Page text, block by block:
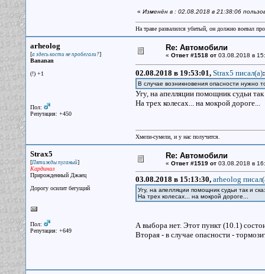
« Изменён в : 02.08.2018 в 21:38:06
На траве развалился убитый, он должно воевал
arheolog
[а здесь кости не пробегали?]
Bananan
(!) +1
Пол:
Репутация: +450
Re: Автомобили
« Ответ #1518 от03.08.2018 в
02.08.2018 в 19:53:01, Strax5 писал(a):
В случае возникновения опасности нужно
Угу, на апелляции помощник судьи
На трех колесах... на мокрой дороге...
Хмели-сумели, и у нас получится.
Strax5
[Пятижды пуганый]
Кардинал
Прирожденный Джаец
Дорогу осилит бегущий
Пол:
Репутация: +649
Re: Автомобили
« Ответ #1519 от03.08.2018 в
03.08.2018 в 15:13:30, arheolog
Угу, на апелляции помощник судьи так и
На трех колесах... на мокрой дороге...
А выбора нет. Этот пункт (10.1)
Вторая - в случае опасности -